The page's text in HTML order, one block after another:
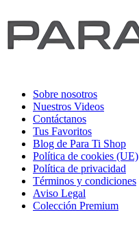
Sobre nosotros
Nuestros Videos
Contáctanos
Tus Favoritos
Blog de Para Ti Shop
Política de cookies (UE)
Política de privacidad
Términos y condiciones
Aviso Legal
Colección Premium